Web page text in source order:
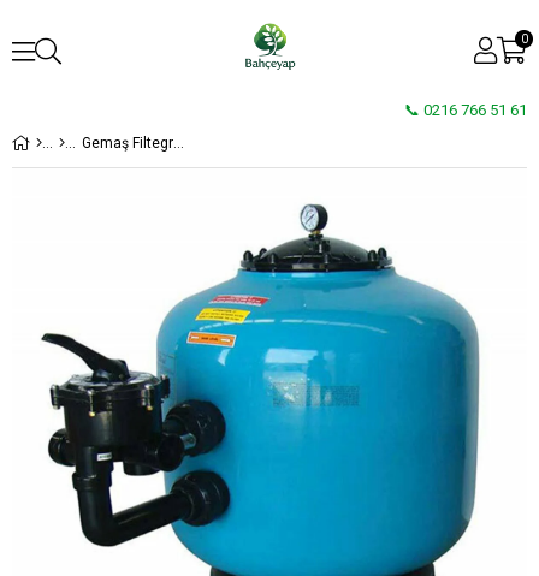
0
📞 0216 766 51 61
Gemaş Filtegra-SL Havuz Kum Filtresi